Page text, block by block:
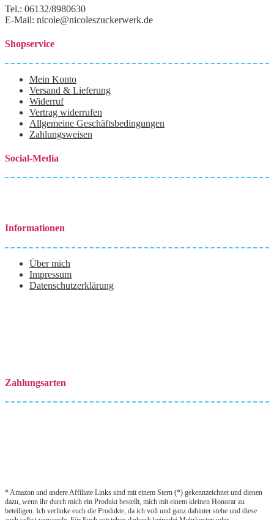
Tel.: 06132/8980630
E-Mail: nicole@nicoleszuckerwerk.de
Shopservice
Mein Konto
Versand & Lieferung
Widerruf
Vertrag widerrufen
Allgemeine Geschäftsbedingungen
Zahlungsweisen
Social-Media
Informationen
Über mich
Impressum
Datenschutzerklärung
Zahlungsarten
* Amazon und andere Affiliate Links sind mit einem Stern (*) gekennzeichnet und dienen
dazu, wenn ihr durch mich ein Produkt bestellt, mich mit einem kleinen Honorar zu
beteiligen. Ich verlinke euch die Produkte, da ich voll und ganz dahinter stehe und diese